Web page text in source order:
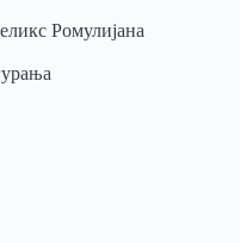
Ромулијана